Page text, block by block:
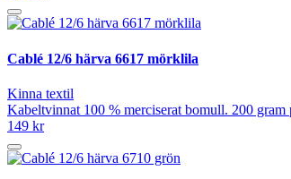
Cablé 12/6 härva 6617 mörklila
Kinna textil
Kabeltvinnat 100 % merciserat bomull. 200
149 kr